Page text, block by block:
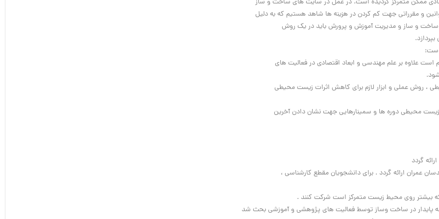
ممکن متمرکز گردیده است. در عمل در سایت های ساخت و ساز
و مقرراتی جهت کم کردن در هزینه ها شاهد هستیم که به دلیل
و ساز و مدیریت آموزش و پرورش باید در یک روش
علاوه بر علم مهندسی و ابعاد اقتصادی در فعالیت های
روش عملی و ابزار لازم برای کاهش اثرات زیست محیطی
محیطی دوره ها و سمینارهایی جهت نشان دادن آخرین
گردد
عمران ارائه گردد . برای دانشجویان مقطع کارشناسی ،
بیشتر روی محیط زیست متمرکز است شرکت کنند .
پایدار در ساخت وساز توسط فعالیت های پژوهشی و آموزشی بحث شد